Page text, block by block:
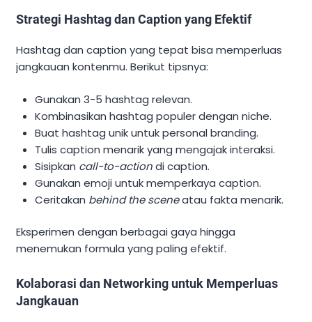
Strategi Hashtag dan Caption yang Efektif
Hashtag dan caption yang tepat bisa memperluas
jangkauan kontenmu. Berikut tipsnya:
Gunakan 3-5 hashtag relevan.
Kombinasikan hashtag populer dengan niche.
Buat hashtag unik untuk personal branding.
Tulis caption menarik yang mengajak interaksi.
Sisipkan call-to-actiondi caption.
Gunakan emoji untuk memperkaya caption.
Ceritakan behind the sceneatau fakta menarik.
Eksperimen dengan berbagai gaya hingga
menemukan formula yang paling efektif.
Kolaborasi dan Networking untuk Memperluas
Jangkauan